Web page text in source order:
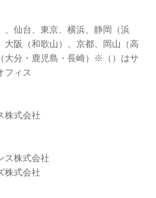
、仙台、東京、横浜、静岡（浜
大阪（和歌山）、京都、岡山（高
大分・鹿児島・長崎）※（）はサ
フィス
株式会社
ス株式会社
株式会社